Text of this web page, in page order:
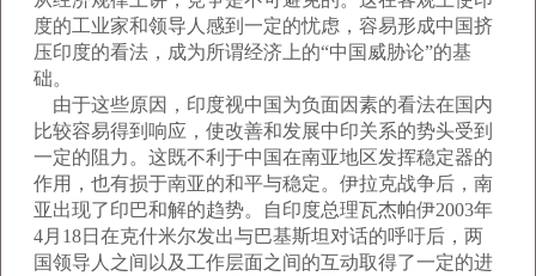
度的工业家和领导人感到一定的忧虑，容易形成中国挤
压印度的看法，成为所谓经济上的“中国威胁论”的基
础。
由于这些原因，印度视中国为负面因素的看法在国内
比较容易得到响应，使改善和发展中印关系的势头受到
一定的阻力。这既不利于中国在南亚地区发挥稳定器的
作用，也有损于南亚的和平与稳定。伊拉克战争后，南
亚出现了印巴和解的趋势。自印度总理瓦杰帕伊2003年
4月18日在克什米尔发出与巴基斯坦对话的呼吁后，两
国领导人之间以及工作层面之间的互动取得了一定的进